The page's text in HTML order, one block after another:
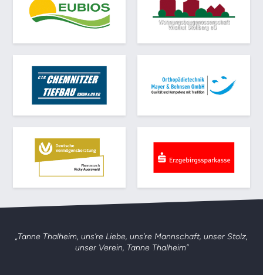
„Tanne Thalheim, uns’re Liebe, uns’re Mannschaft, unser Stolz,
unser Verein, Tanne Thalheim”